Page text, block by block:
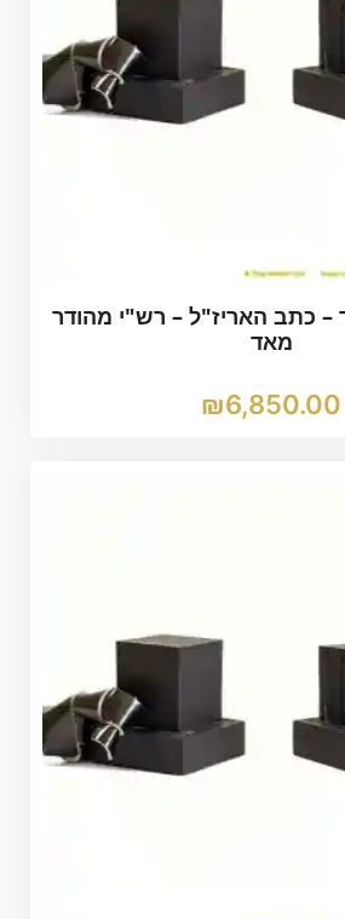
– כתב האריז"ל – רש"י מהודר
מאד
₪6,850.00